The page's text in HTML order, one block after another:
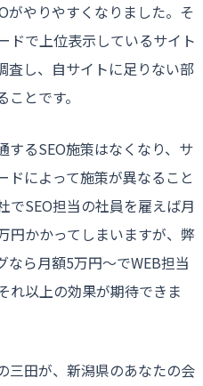
がやりやすくなりました。そ
ドで上位表示しているサイト
査し、自サイトに足りない部
とです。
するSEO施策はなくなり、サ
ドによって施策が異なること
でSEO担当の社員を雇えば月
円かかってしまいますが、弊
なら月額5万円〜でWEB担当
れ以上の効果が期待できま
三田が、新潟県のあなたの会